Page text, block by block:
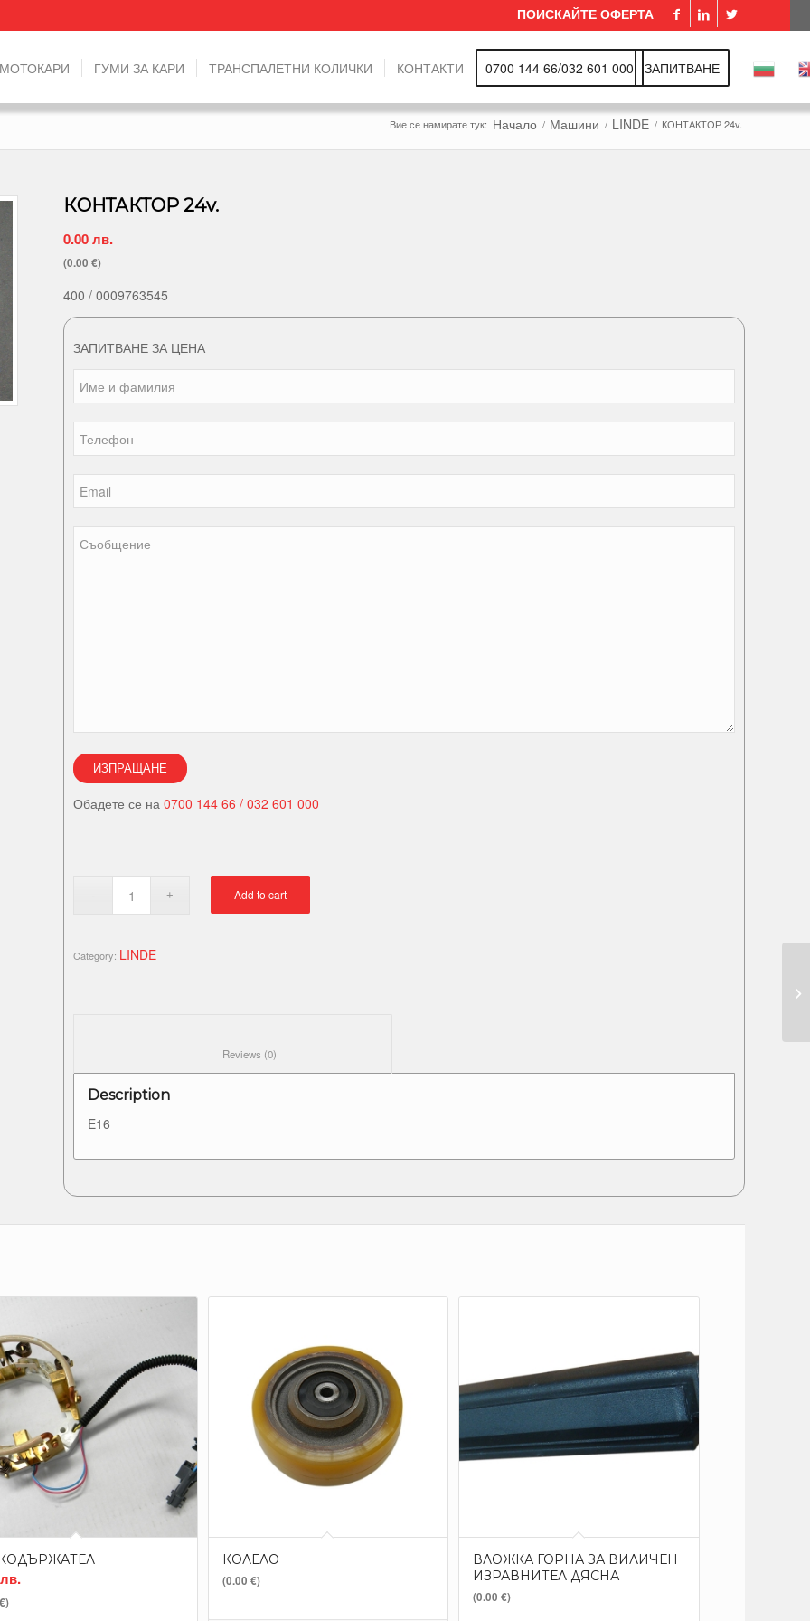
ПОИСКАЙТЕ ОФЕРТА
ГУМИ ЗА КАРИ ТРАНСПАЛЕТНИ КОЛИЧКИ КОНТАКТИ 0700 144 66/032 601 000 ЗАПИТВАНЕ
Вие се намирате тук: Начало / Машини / LINDE / КОНТАКТОР 24v.
КОНТАКТОР 24v.
0.00лв.
(0.00 €)
400 / 0009763545
ЗАПИТВАНЕ ЗА ЦЕНА
Обадете се на 0700 144 66 / 032 601 000
Add to cart
Category: LINDE
Description
E16
лв.
КОЛЕЛО
(0.00 €)
ВЛОЖКА ГОРНА ЗА ВИЛИЧЕН
ИЗРАВНИТЕЛ ДЯСНА
(0.00 €)